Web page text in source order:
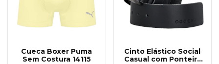
Cueca Boxer Puma
Sem Costura 14115
Cinto Elástico Social
Casual com Ponteira